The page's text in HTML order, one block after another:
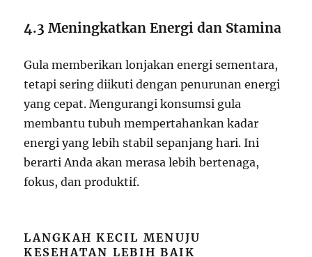
4.3 Meningkatkan Energi dan Stamina
Gula memberikan lonjakan energi sementara,
tetapi sering diikuti dengan penurunan energi
yang cepat. Mengurangi konsumsi gula
membantu tubuh mempertahankan kadar
energi yang lebih stabil sepanjang hari. Ini
berarti Anda akan merasa lebih bertenaga,
fokus, dan produktif.
LANGKAH KECIL MENUJU
KESEHATAN LEBIH BAIK